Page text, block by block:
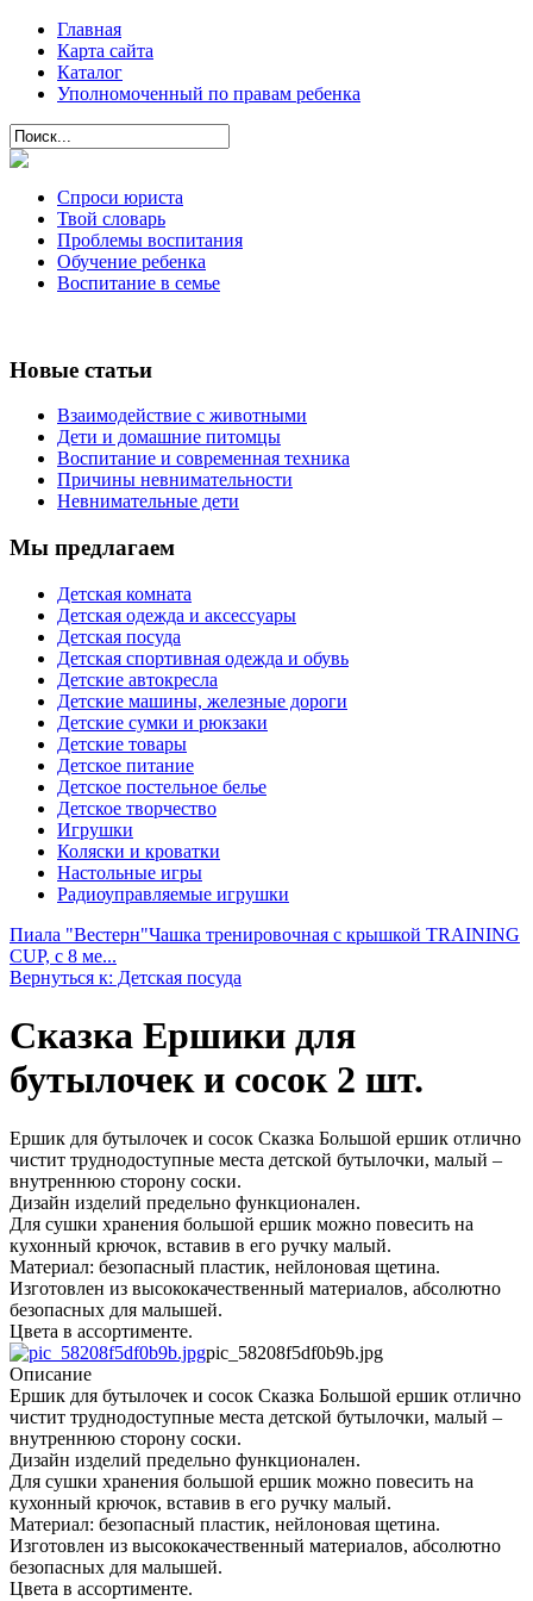
Главная
Карта сайта
Каталог
Уполномоченный по правам ребенка
Спроси юриста
Твой словарь
Проблемы воспитания
Обучение ребенка
Воспитание в семье
Новые статьи
Взаимодействие с животными
Дети и домашние питомцы
Воспитание и современная техника
Причины невнимательности
Невнимательные дети
Мы предлагаем
Детская комната
Детская одежда и аксессуары
Детская посуда
Детская спортивная одежда и обувь
Детские автокресла
Детские машины, железные дороги
Детские сумки и рюкзаки
Детские товары
Детское питание
Детское постельное белье
Детское творчество
Игрушки
Коляски и кроватки
Настольные игры
Радиоуправляемые игрушки
Пиала "Вестерн"Чашка тренировочная с крышкой TRAINING
CUP, с 8 ме...
Вернуться к: Детская посуда
Сказка Ершики для
бутылочек и сосок 2 шт.
Ершик для бутылочек и сосок Сказка Большой ершик отлично
чистит труднодоступные места детской бутылочки, малый –
внутреннюю сторону соски.
Дизайн изделий предельно функционален.
Для сушки хранения большой ершик можно повесить на
кухонный крючок, вставив в его ручку малый.
Материал: безопасный пластик, нейлоновая щетина.
Изготовлен из высококачественный материалов, абсолютно
безопасных для малышей.
Цвета в ассортименте.
pic_58208f5df0b9b.jpg
Описание
Ершик для бутылочек и сосок Сказка Большой ершик отлично
чистит труднодоступные места детской бутылочки, малый –
внутреннюю сторону соски.
Дизайн изделий предельно функционален.
Для сушки хранения большой ершик можно повесить на
кухонный крючок, вставив в его ручку малый.
Материал: безопасный пластик, нейлоновая щетина.
Изготовлен из высококачественный материалов, абсолютно
безопасных для малышей.
Цвета в ассортименте.